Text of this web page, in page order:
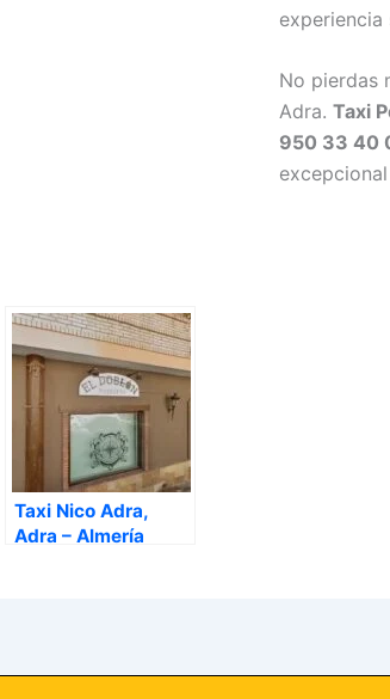
experiencia
No pierdas
Adra. Taxi
950 33 40
Taxi Nico Adra,
Adra – Almería